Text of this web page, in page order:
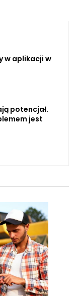
w aplikacji w
potencjał.
jest